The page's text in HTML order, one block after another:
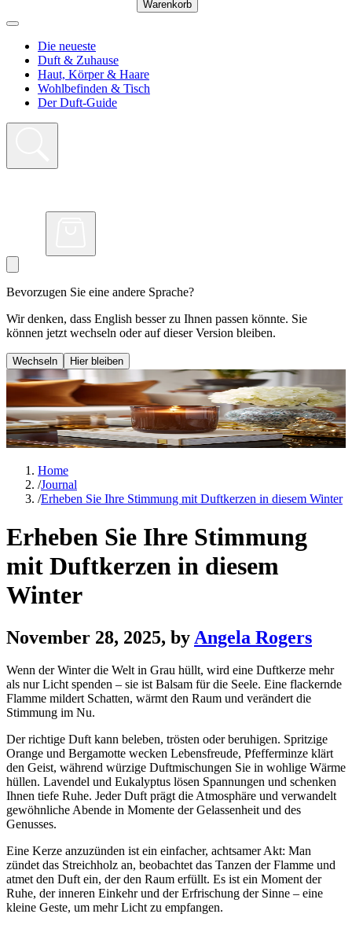
Warenkorb
Die neueste
Duft & Zuhause
Haut, Körper & Haare
Wohlbefinden & Tisch
Der Duft-Guide
Bevorzugen Sie eine andere Sprache?
Wir denken, dass English besser zu Ihnen passen könnte. Sie
können jetzt wechseln oder auf dieser Version bleiben.
Wechseln Hier bleiben
Home
/Journal
/Erheben Sie Ihre Stimmung mit Duftkerzen in diesem Winter
Erheben Sie Ihre Stimmung
mit Duftkerzen in diesem
Winter
November 28, 2025, by Angela Rogers
Wenn der Winter die Welt in Grau hüllt, wird eine Duftkerze mehr
als nur Licht spenden – sie ist Balsam für die Seele. Eine flackernde
Flamme mildert Schatten, wärmt den Raum und verändert die
Stimmung im Nu.
Der richtige Duft kann beleben, trösten oder beruhigen. Spritzige
Orange und Bergamotte wecken Lebensfreude, Pfefferminze klärt
den Geist, während würzige Duftmischungen Sie in wohlige Wärme
hüllen. Lavendel und Eukalyptus lösen Spannungen und schenken
Ihnen tiefe Ruhe. Jeder Duft prägt die Atmosphäre und verwandelt
gewöhnliche Abende in Momente der Gelassenheit und des
Genusses.
Eine Kerze anzuzünden ist ein einfacher, achtsamer Akt: Man
zündet das Streichholz an, beobachtet das Tanzen der Flamme und
atmet den Duft ein, der den Raum erfüllt. Es ist ein Moment der
Ruhe, der inneren Einkehr und der Erfrischung der Sinne – eine
kleine Geste, um mehr Licht zu empfangen.